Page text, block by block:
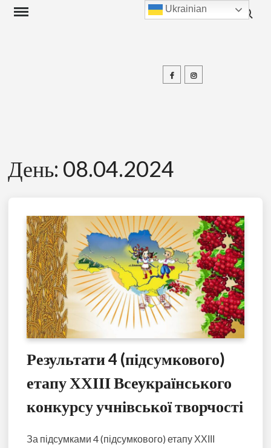
Skip
Search
FacebookInstagram
День: 08.04.2024
Результати 4 (підсумкового)
етапу ХХІІІ Всеукраїнського
конкурсу учнівської творчості
За підсумками 4 (підсумкового) етапу ХХІІІ
Ukrainian